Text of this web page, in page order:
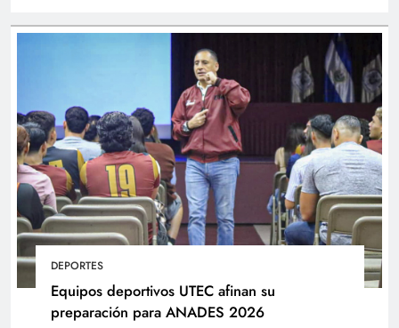
DEPORTES
Equipos deportivos UTEC afinan su
preparación para ANADES 2026